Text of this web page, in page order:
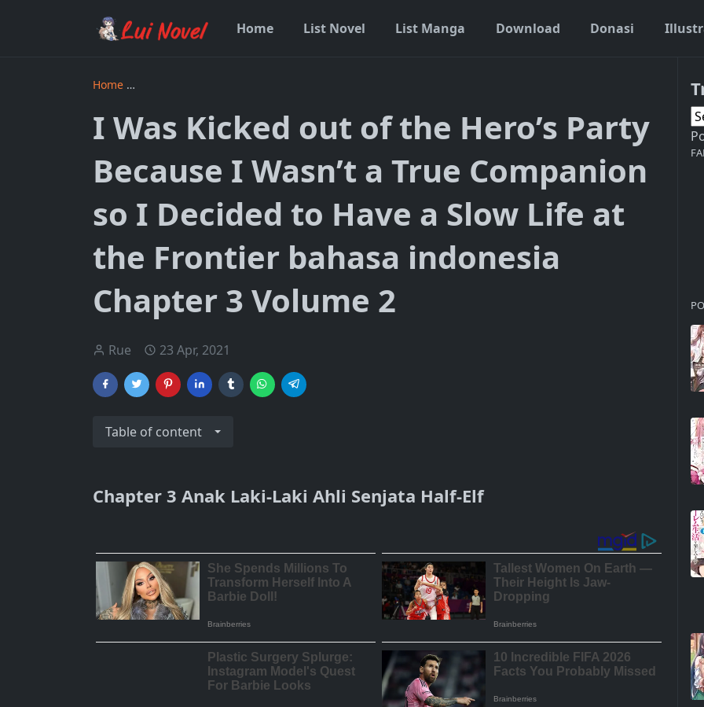
Home List Novel List Manga Download Donasi
Home I Was Kicked out of the Hero’s Party Because I Wasn’t a True Companion so I Decided to Have a Slow
I Was Kicked out of the Hero’s Party
Because I Wasn’t a True Companion
so I Decided to Have a Slow Life at
the Frontier bahasa indonesia
Chapter 3 Volume 2
Rue 23 Apr, 2021
Table of content
Chapter 3 Anak Laki-Laki Ahli Senjata Half-Elf